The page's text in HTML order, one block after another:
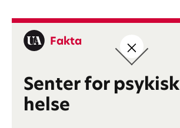
Fakta
Senter for psykisk
helse